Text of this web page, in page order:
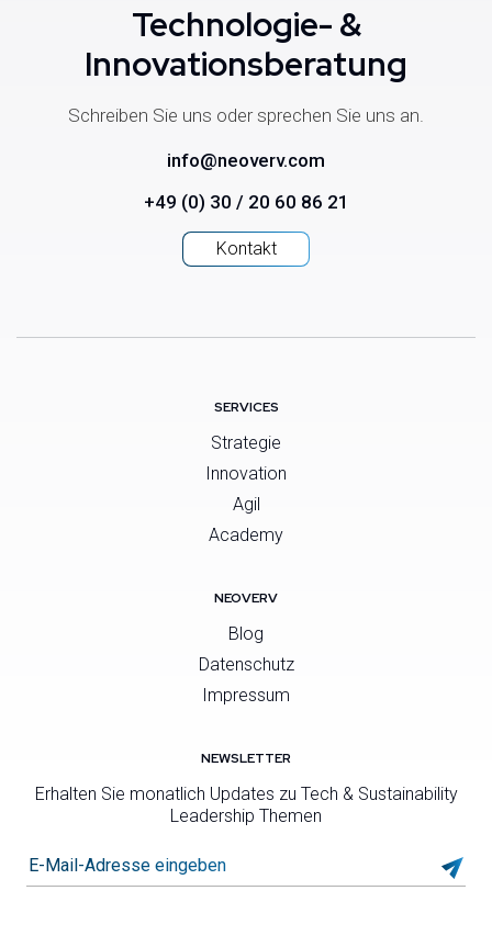
Technologie- &
Innovationsberatung
Schreiben Sie uns oder sprechen Sie uns an.
info@neoverv.com
+49 (0) 30 / 20 60 86 21
Kontakt
SERVICES
Strategie
Innovation
Agil
Academy
NEOVERV
Blog
Datenschutz
Impressum
NEWSLETTER
Erhalten Sie monatlich Updates zu Tech & Sustainability
Leadership Themen
E-Mail-Adresse eingeben*